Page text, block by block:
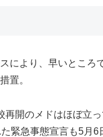
により、早いところ
置。
再開のメドはほぼ立
緊急事態宣言も5月6